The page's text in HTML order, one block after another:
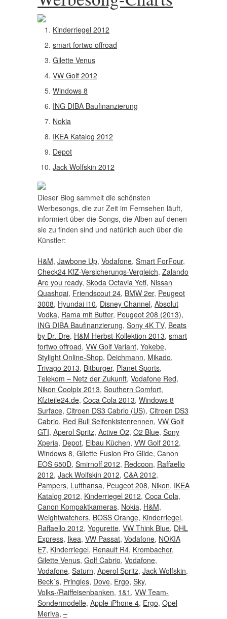
Kinderriegel 2012
smart fortwo offroad
Gilette Venus
VW Golf 2012
Windows 8
ING DIBA Baufinanzierung
Nokia
IKEA Katalog 2012
Depot
Jack Wolfskin 2012
Dieser Blog sammelt die schönsten
Werbesongs, die zur Zeit im Fernsehen läuft,
informiert über die Songs, die Alben auf denen
sie zu finden sind und natürlich auch über die
Künstler:
H&M, Jawbone Up, Vodafone, Smart ForFour,
Check24 KfZ-Versicherungs-Vergleich, Zalando
Are you ready, Skoda Octavia Yeti, Nissan
Quashqai, Friendscout 24, BMW 2er, Peugeot
3008, Hyundai i10, Disney Channel, Absolut
Vodka, Rama mit Butter, Peugeot 208 (2013),
ING DIBA Baufinanzierung, Sony 4K TV, Beats
by Dr. Dre, H&M Herbst-Kollektion 2013, smart
fortwo offroad, VW Golf Variant, Yokebe,
Stylight Online-Shop, Deichmann, Mikado,
Trivago 2013, Bitburger, Planet Sports,
Telekom – Netz der Zukunft, Vodafone Red,
Nikon Coolpix 2013, Southern Comfort,
Kfzteile24.de, Coca Cola 2013, Windows 8
Surface, Citroen DS3 Cabrio (US), Citroen DS3
Cabrio, Red Bull Seifenkistenrennen, VW Golf
GTI, Aperol Spritz, Active O2, O2 Blue, Sony
Xperia, Depot, Elbau Küchen, VW Golf 2012,
Windows 8, Gilette Fusion Pro Glide, Canon
EOS 650D, Smirnoff 2012, Redcoon, Raffaello
2012, Jack Wolfskin 2012, C&A 2012,
Pampers, Lufthansa, Peugeot 208, Nikon, IKEA
Katalog 2012, Kinderriegel 2012, Coca Cola,
Canon Kompaktkameras, Nokia, H&M,
Weightwatchers, BOSS Orange, Kinderriegel,
Raffaello 2012, Yogurette, VW Think Blue, DHL
Express, Ikea, VW Passat, Vodafone, NOKIA
E7, Kinderriegel, Renault R4, Krombacher,
Gilette Venus, Golf Cabrio, Vodafone,
Vodafone, Saturn, Aperol Spritz, Jack Wolfskin,
Beck´s, Pringles, Dove, Ergo, Sky,
Volks-/Raiffeisenbanken, 1&1 , VW Team-
Sondermodelle, Apple iPhone 4, Ergo, Opel
Meriva, –